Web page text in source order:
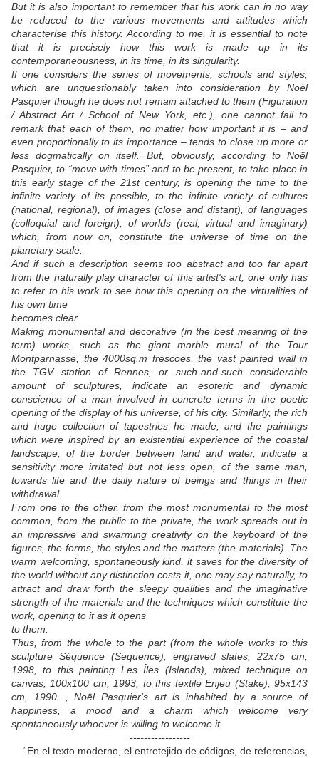
But it is also important to remember that his work can in no way
be reduced to the various movements and attitudes which
characterise this history. According to me, it is essential to note
that it is precisely how this work is made up in its
contemporaneousness, in its time, in its singularity.
If one considers the series of movements, schools and styles,
which are unquestionably taken into consideration by Noël
Pasquier though he does not remain attached to them (Figuration
/ Abstract Art / School of New York, etc.), one cannot fail to
remark that each of them, no matter how important it is – and
even proportionally to its importance – tends to close up more or
less dogmatically on itself. But, obviously, according to Noël
Pasquier, to “move with times” and to be present, to take place in
this early stage of the 21st century, is opening the time to the
infinite variety of its possible, to the infinite variety of cultures
(national, regional), of images (close and distant), of languages
(colloquial and foreign), of worlds (real, virtual and imaginary)
which, from now on, constitute the universe of time on the
planetary scale.
And if such a description seems too abstract and too far apart
from the naturally play character of this artist's art, one only has
to refer to his work to see how this opening on the virtualities of
his own time
becomes clear.
Making monumental and decorative (in the best meaning of the
term) works, such as the giant marble mural of the Tour
Montparnasse, the 4000sq.m frescoes, the vast painted wall in
the TGV station of Rennes, or such-and-such considerable
amount of sculptures, indicate an esoteric and dynamic
conscience of a man involved in concrete terms in the poetic
opening of the display of his universe, of his city. Similarly, the rich
and huge collection of tapestries he made, and the paintings
which were inspired by an existential experience of the coastal
landscape, of the border between land and water, indicate a
sensitivity more irritated but not less open, of the same man,
towards life and the daily nature of beings and things in their
withdrawal.
From one to the other, from the most monumental to the most
common, from the public to the private, the work spreads out in
an impressive and swarming creativity on the keyboard of the
figures, the forms, the styles and the matters (the materials). The
warm welcoming, spontaneously kind, it saves for the diversity of
the world without any distinction costs it, one may say naturally, to
attract and draw forth the sleepy qualities and the imaginative
strength of the materials and the techniques which constitute the
work, opening to it as it opens
to them.
Thus, from the whole to the part (from the whole works to this
sculpture Séquence (Sequence), engraved slates, 22x75 cm,
1998, to this painting Les Îles (Islands), mixed technique on
canvas, 100x100 cm, 1993, to this textile Enjeu (Stake), 95x143
cm, 1990..., Noël Pasquier's art is inhabited by a source of
happiness, a mood and a charm which welcome very
spontaneously whoever is willing to welcome it.
-----------------
“En el texto moderno, el entretejido de códigos, de referencias,